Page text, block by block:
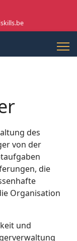
des
von der
die
Organisation
und